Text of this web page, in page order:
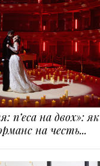
на двох»: як
на честь...